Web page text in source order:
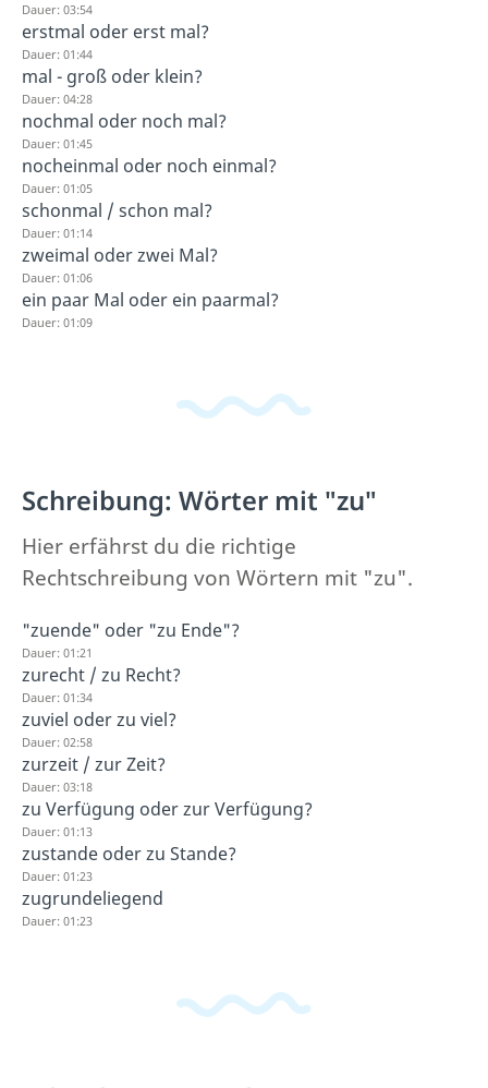
Dauer: 03:54
erstmal oder erst mal?
Dauer: 01:44
mal - groß oder klein?
Dauer: 04:28
nochmal oder noch mal?
Dauer: 01:45
nocheinmal oder noch einmal?
Dauer: 01:05
schonmal / schon mal?
Dauer: 01:14
zweimal oder zwei Mal?
Dauer: 01:06
ein paar Mal oder ein paarmal?
Dauer: 01:09
Schreibung: Wörter mit "zu"
Hier erfährst du die richtige
Rechtschreibung von Wörtern mit "zu".
"zuende" oder "zu Ende"?
Dauer: 01:21
zurecht / zu Recht?
Dauer: 01:34
zuviel oder zu viel?
Dauer: 02:58
zurzeit / zur Zeit?
Dauer: 03:18
zu Verfügung oder zur Verfügung?
Dauer: 01:13
zustande oder zu Stande?
Dauer: 01:23
zugrundeliegend
Dauer: 01:23